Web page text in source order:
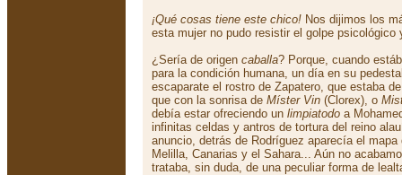
¡Qué cosas tiene este chico! Nos dijimos los
esta mujer no pudo resistir el golpe
¿Sería de origen caballa? Porque, cuando
para la condición humana, un día en su
escaparate el rostro de Zapatero, que estaba
que con la sonrisa de Míster Vin (Clorex), o
debía estar ofreciendo un limpiatodo a
infinitas celdas y antros de tortura del reino
anuncio, detrás de Rodríguez aparecía el
Melilla, Canarias y el Sahara... Aún no
trataba, sin duda, de una peculiar forma de